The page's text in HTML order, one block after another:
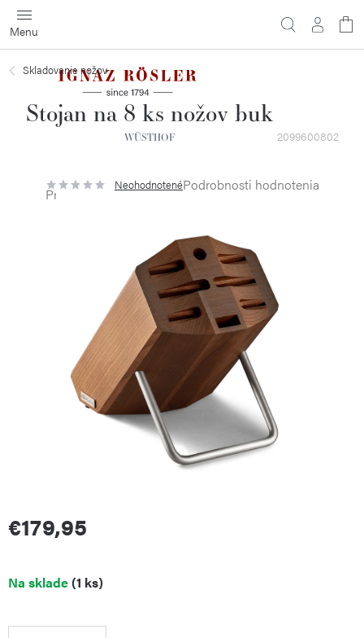
Prejsť
na
obsah
Skladovanie nožov
Stojan na 8 ks nožov buk
WÜSTHOF 2099600802
Priemerné
hodnotenie
NeohodnotenéPodrobnosti hodnotenia
€179,95
Jednotková
cena:
Na sklade(1 ks)